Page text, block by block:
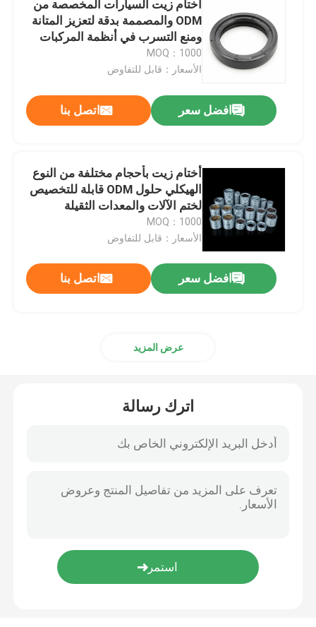
PTFE المغلفة يا الدائري
حلقة احتياطية
الأختام المستعبدة
أختام الزيت
أختام زيت السيارات المخصصة من
ODM والمصممة بدقة لتعزيز المتانة
ومنع التسرب في أنظمة المركبات
MOQ：1000
الأسعار：قابل للتفاوض
افضل سعر اتصل بنا
أختام زيت بأحجام مختلفة من النوع
الهيكلي حلول ODM قابلة للتخصيص
لختم الآلات والمعدات الثقيلة
MOQ：1000
الأسعار：قابل للتفاوض
افضل سعر اتصل بنا
عرض المزيد
اترك رسالة